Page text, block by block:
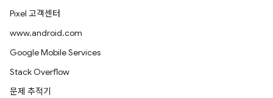
Pixel 고객센터
www.android.com
Google Mobile Services
Stack Overflow
문제 추적기